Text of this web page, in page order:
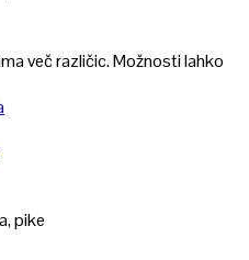
več različic. Možnosti lahko